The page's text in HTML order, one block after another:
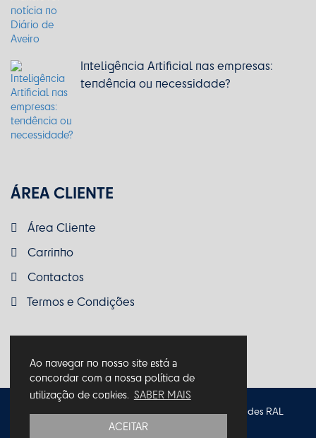
Ao navegar no nosso site está a
concordar com a nossa política de
utilização de cookies. SABER MAIS
ACEITAR
Inteligência Artificial nas empresas:
tendência ou necessidade?
ÁREA CLIENTE
Área Cliente
Carrinho
Contactos
Termos e Condições
Política de Privacidade Política de Cookies
Entidades RAL
Livro de Reclamações